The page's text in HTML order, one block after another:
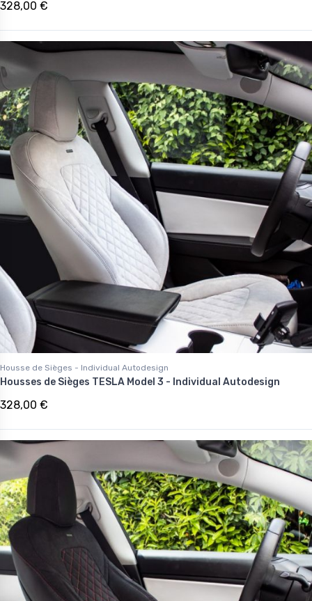
328,00 €
Housse de Sièges - Individual Autodesign
Housses de Sièges TESLA Model 3 - Individual Autodesign
328,00 €